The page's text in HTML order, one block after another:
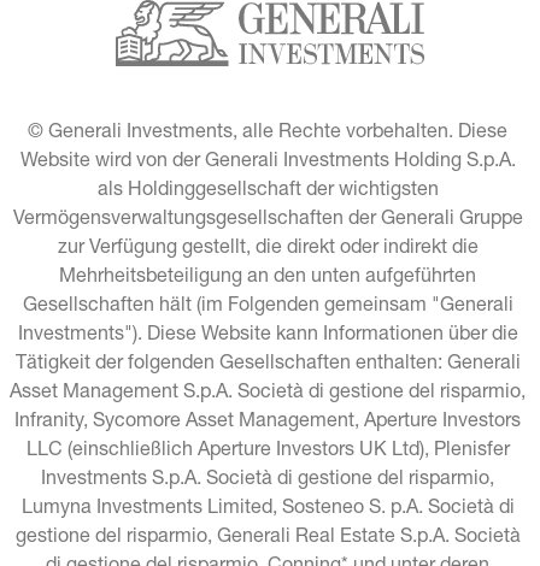
© Generali Investments, alle Rechte vorbehalten. Diese
Website wird von der Generali Investments Holding S.p.A.
als Holdinggesellschaft der wichtigsten
Vermögensverwaltungsgesellschaften der Generali Gruppe
zur Verfügung gestellt, die direkt oder indirekt die
Mehrheitsbeteiligung an den unten aufgeführten
Gesellschaften hält (im Folgenden gemeinsam "Generali
Investments"). Diese Website kann Informationen über die
Tätigkeit der folgenden Gesellschaften enthalten: Generali
Asset Management S.p.A. Società di gestione del risparmio,
Infranity, Sycomore Asset Management, Aperture Investors
LLC (einschließlich Aperture Investors UK Ltd), Plenisfer
Investments S.p.A. Società di gestione del risparmio,
Lumyna Investments Limited, Sosteneo S. p.A. Società di
gestione del risparmio, Generali Real Estate S.p.A. Società